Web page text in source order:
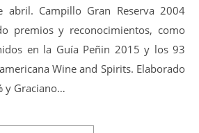
Campillo Gran Reserva 2004
premios y reconocimientos, como
en la Guía Peñin 2015 y los 93
Wine and Spirits. Elaborado
y Graciano…